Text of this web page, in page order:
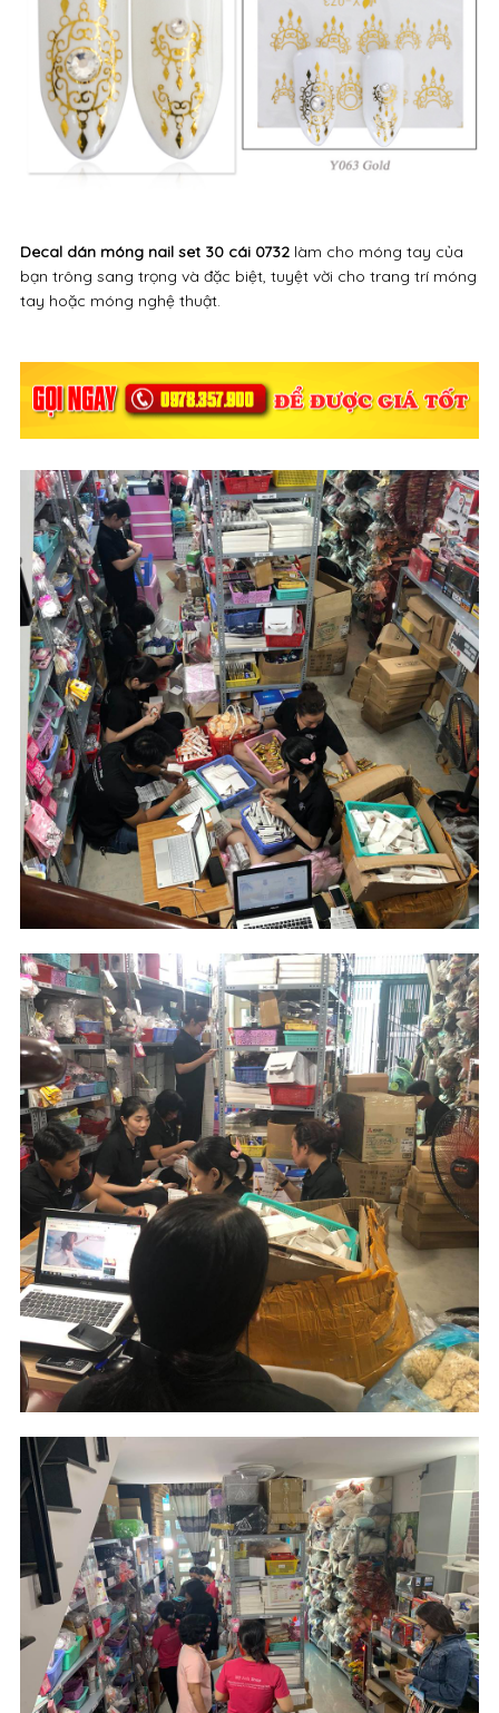
Decal dán móng nail set 30 cái 0732 làm cho móng tay của
bạn trông sang trọng và đặc biệt, tuyệt vời cho trang trí móng
tay hoặc móng nghệ thuật.​